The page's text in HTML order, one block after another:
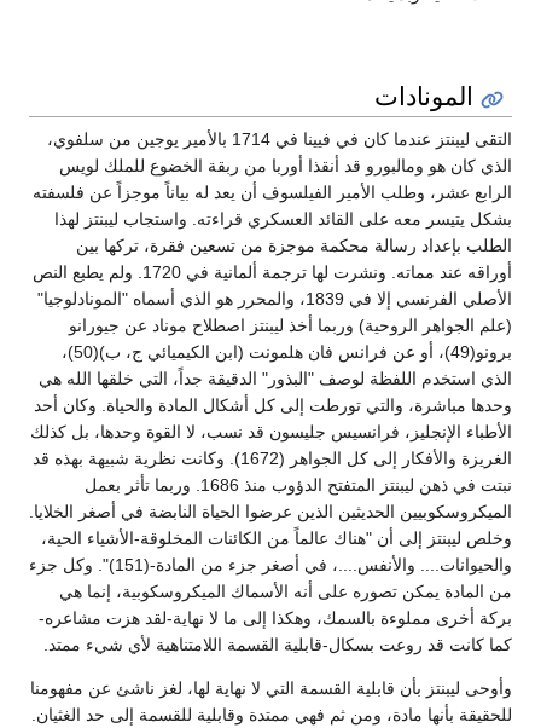
المونادات
التقى ليبنتز عندما كان في فيينا في 1714 بالأمير يوجين من سلفوي،
الذي كان هو ومالبورو قد أنقذا أوربا من ربقة الخضوع للملك لويس
الرابع عشر، وطلب الأمير الفيلسوف أن يعد له بياناً موجزاً عن فلسفته
بشكل يتيسر معه على القائد العسكري قراءته. واستجاب ليبنتز لهذا
الطلب بإعداد رسالة محكمة موجزة من تسعين فقرة، تركها بين
أوراقه عند مماته. ونشرت لها ترجمة ألمانية في 1720. ولم يطبع النص
الأصلي الفرنسي إلا في 1839، والمحرر هو الذي أسماه "المونادلوجيا"
(علم الجواهر الروحية) وربما أخذ ليبنتز اصطلاح موناد عن جيورانو
برونو(49)، أو عن فرانس فان هلمونت (ابن الكيميائي ج، ب)(50)،
الذي استخدم اللفظة لوصف "البذور" الدقيقة جداً، التي خلقها الله هي
وحدها مباشرة، والتي تورطت إلى كل أشكال المادة والحياة. وكان أحد
الأطباء الإنجليز، فرانسيس جليسون قد نسب، لا القوة وحدها، بل كذلك
الغريزة والأفكار إلى كل الجواهر (1672). وكانت نظرية شبيهة بهذه قد
نبتت في ذهن ليبنتز المتفتح الدؤوب منذ 1686. وربما تأثر بعمل
الميكروسكوبيين الحديثين الذين عرضوا الحياة النابضة في أصغر الخلايا.
وخلص ليبنتز إلى أن "هناك عالماً من الكائنات المخلوقة-الأشياء الحية،
والحيوانات.... والأنفس....، في أصغر جزء من المادة-(151)". وكل جزء
من المادة يمكن تصوره على أنه الأسماك الميكروسكوبية، إنما هي
بركة أخرى مملوءة بالسمك، وهكذا إلى ما لا نهاية-لقد هزت مشاعره-
كما كانت قد روعت بسكال-قابلية القسمة اللامتناهية لأي شيء ممتد.
وأوحى ليبنتز بأن قابلية القسمة التي لا نهاية لها، لغز ناشئ عن مفهومنا
للحقيقة بأنها مادة، ومن ثم فهي ممتدة وقابلية للقسمة إلى حد الغثيان.